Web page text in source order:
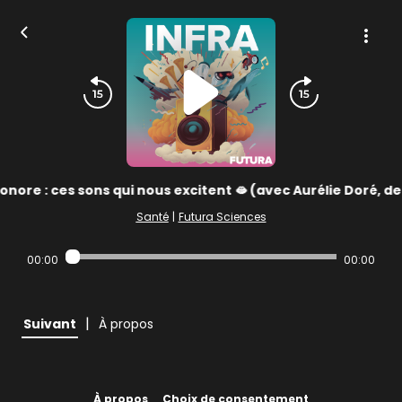
: ces sons qui nous excitent 🫦 (avec Aurélie Doré,
Santé | Futura Sciences
00:00 00:00
Suivant | À propos
À propos Choix de consentement